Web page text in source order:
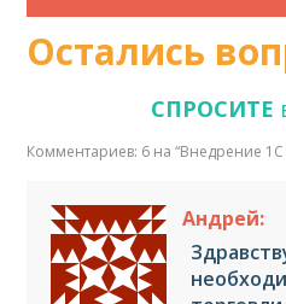
Остались
СПРОСИТЕ
Комментариев: 6 на “Внедрение
Андрей: